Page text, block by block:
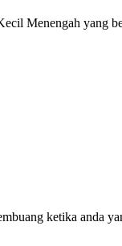
Menengah yang
ketika anda